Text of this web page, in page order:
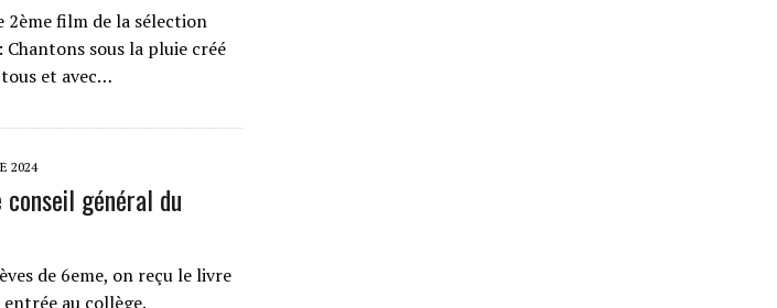
2ème film de la sélection
sous la pluie créé
et avec…
2024
général du
de 6eme, on reçu le livre
au collège.